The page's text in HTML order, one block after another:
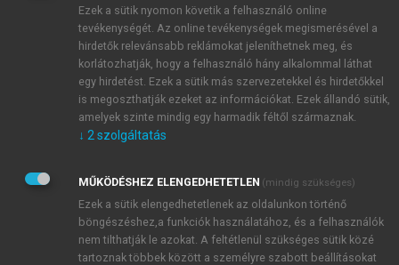
JELSZÓ ÚJRA
Kérek értesítést a MeRSZ újdonságairól, akcióiról.
Kérek értesítést az Akadémiai Kiadó Zrt. újdonságairól,
Adatkezelési tájékoztatóbanfoglaltakat tudomásul
veszem és elfogadom.
Általános vásárlási feltételeket, valamint a szotar.netés a
mersz.huoldalak licencszerződéseiben foglaltakat
tudomásul veszem és elfogadom.
Ezek a sütik nyomon követik a felhasználó online
tevékenységét. Az online tevékenységek megismerésével a
hirdetők relevánsabb reklámokat jeleníthetnek meg, és
korlátozhatják, hogy a felhasználó hány alkalommal láthat
egy hirdetést. Ezek a sütik más szervezetekkel és hirdetőkkel
is megoszthatják ezeket az információkat. Ezek állandó sütik,
amelyek szinte mindig egy harmadik féltől származnak.
↓ 2 szolgáltatás
MŰKÖDÉSHEZ ELENGEDHETETLEN (mindig szükséges)
Ezek a sütik elengedhetetlenek az oldalunkon történő
böngészéshez,a funkciók használatához, és a felhasználók
nem tilthatják le azokat. A feltétlenül szükséges sütik közé
tartoznak többek között a személyre szabott beállításokat